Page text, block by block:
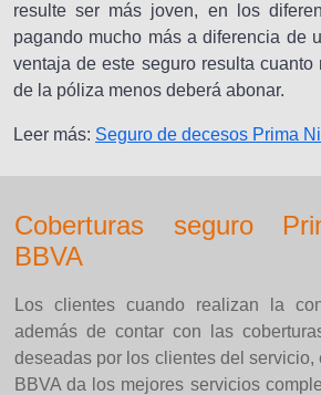
resulte ser más joven, en los
pagando mucho más a diferencia de
ventaja de este seguro resulta cuanto
de la póliza menos deberá abonar.
Leer más: Seguro de decesos Prima
Coberturas seguro
BBVA
Los clientes cuando realizan la
además de contar con las
deseadas por los clientes del servicio,
BBVA da los mejores servicios